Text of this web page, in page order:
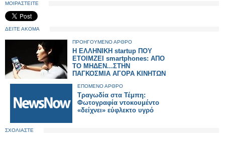
ΜΟΙΡΑΣΤΕΙΤΕ
ΔΕΙΤΕ ΑΚΟΜΑ
ΠΡΟΗΓΟΥΜΕΝΟ ΑΡΘΡΟ
Η ΕΛΛΗΝΙΚΗ startup ΠΟΥ
ΕΤΟΙΜΖΕΙ smartphones: ΑΠΟ
ΤΟ ΜΗΔΕΝ...ΣΤΗΝ
ΠΑΓΚΟΣΜΙΑ ΑΓΟΡΑ ΚΙΝΗΤΩΝ
ΕΠΟΜΕΝΟ ΑΡΘΡΟ
Τραγωδία στα Τέμπη:
Φωτογραφία ντοκουμέντο
«δείχνει» εύφλεκτο υγρό
ΣΧΟΛΙΑΣΤΕ